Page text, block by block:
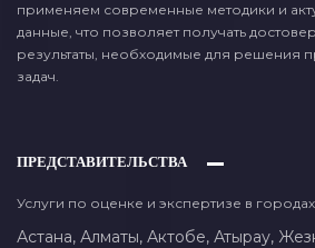
применяем современные методики и
данные, что позволяет получать
результаты, необходимые для решения
задач.
ПРЕДСТАВИТЕЛЬСТВА
Услуги по оценке и экспертизе в
Астана, Алматы, Актобе, Атырау,